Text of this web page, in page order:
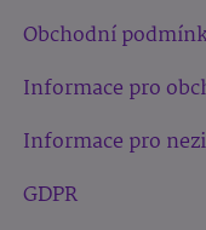
Obchodní
Informace pro
Informace pro
GDPR